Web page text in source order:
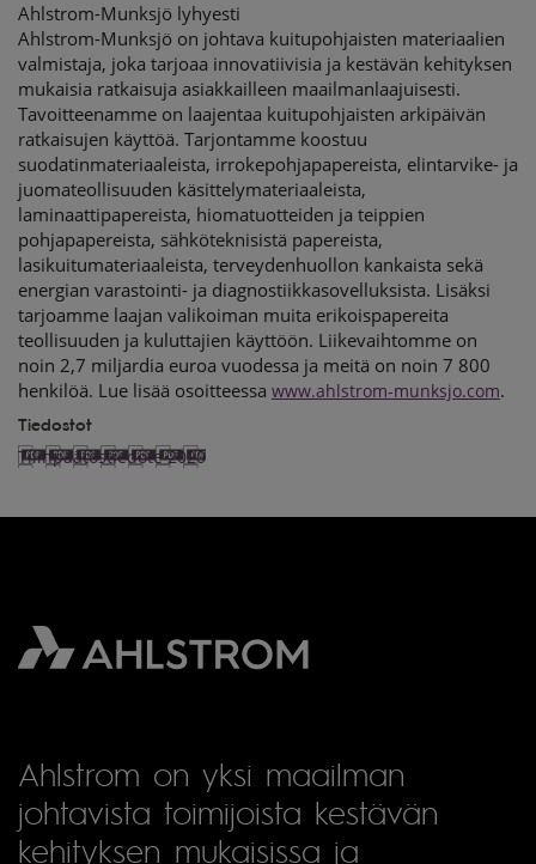
Ahlstrom-Munksjö lyhyesti
Ahlstrom-Munksjö on johtava kuitupohjaisten materiaalien
valmistaja, joka tarjoaa innovatiivisia ja kestävän kehityksen
mukaisia ratkaisuja asiakkailleen maailmanlaajuisesti.
Tavoitteenamme on laajentaa kuitupohjaisten arkipäivän
ratkaisujen käyttöä. Tarjontamme koostuu
suodatinmateriaaleista, irrokepohjapapereista, elintarvike- ja
juomateollisuuden käsittelymateriaaleista,
laminaattipapereista, hiomatuotteiden ja teippien
pohjapapereista, sähköteknisistä papereista,
lasikuitumateriaaleista, terveydenhuollon kankaista sekä
energian varastointi- ja diagnostiikkasovelluksista. Lisäksi
tarjoamme laajan valikoiman muita erikoispapereita
teollisuuden ja kuluttajien käyttöön. Liikevaihtomme on
noin 2,7 miljardia euroa vuodessa ja meitä on noin 7 800
henkilöä. Lue lisää osoitteessa www.ahlstrom-munksjo.com.
Tiedostot
Tilinpäätöstiedote 2020
Ahlstrom on yksi maailman
johtavista toimijoista kestävän
kehityksen mukaisissa ja